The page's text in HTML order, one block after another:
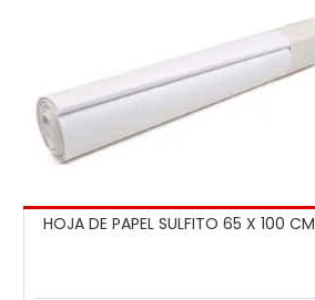
HOJA DE PAPEL SULFITO 65 X 100 CM